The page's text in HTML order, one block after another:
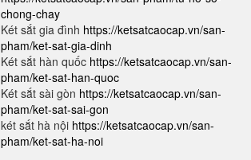
chong-chay
Két sắt gia đình https://ketsatcaocap.vn/san-
pham/ket-sat-gia-dinh
Két sắt hàn quốc https://ketsatcaocap.vn/san-
pham/ket-sat-han-quoc
Két sắt sài gòn https://ketsatcaocap.vn/san-
pham/ket-sat-sai-gon
két sắt hà nội https://ketsatcaocap.vn/san-
pham/ket-sat-ha-noi